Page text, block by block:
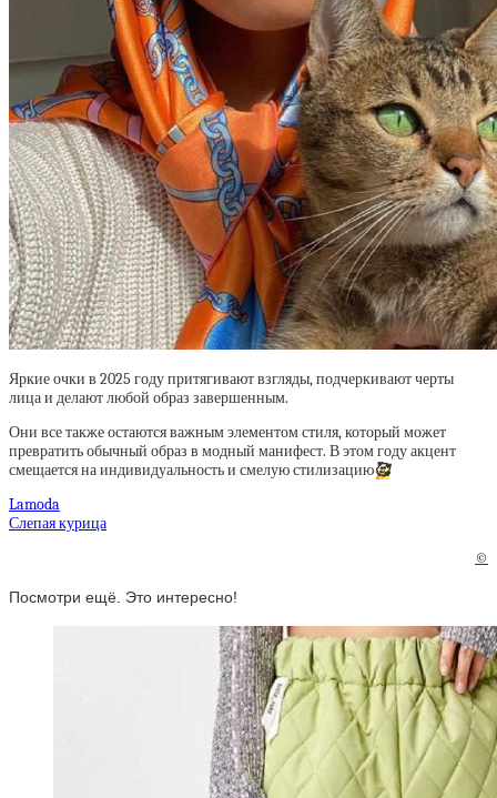
Яркие очки в 2025 году притягивают взгляды, подчеркивают черты
лица и делают любой образ завершенным.
Они все также остаются важным элементом стиля, который может
превратить обычный образ в модный манифест. В этом году акцент
смещается на индивидуальность и смелую стилизацию🥰
Lamoda
Слепая курица
©
Посмотри ещё. Это интересно!